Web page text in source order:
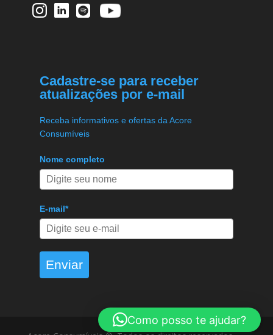
Cadastre-se para receber
atualizações por e-mail
Receba informativos e ofertas da Acore
Consumíveis
Nome completo
E-mail*
Enviar
Como posso te ajudar?